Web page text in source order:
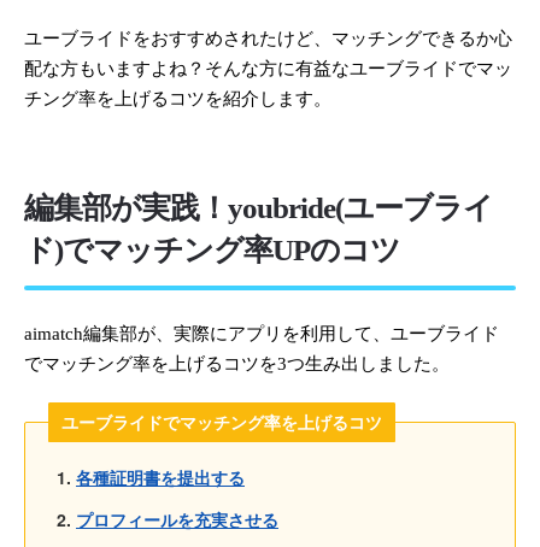
ユーブライドをおすすめされたけど、マッチングできるか心
配な方もいますよね？そんな方に有益なユーブライドでマッ
チング率を上げるコツを紹介します。
編集部が実践！youbride(ユーブライ
ド)でマッチング率UPのコツ
aimatch編集部が、実際にアプリを利用して、ユーブライド
でマッチング率を上げるコツを3つ生み出しました。
ユーブライドでマッチング率を上げるコツ
各種証明書を提出する
プロフィールを充実させる